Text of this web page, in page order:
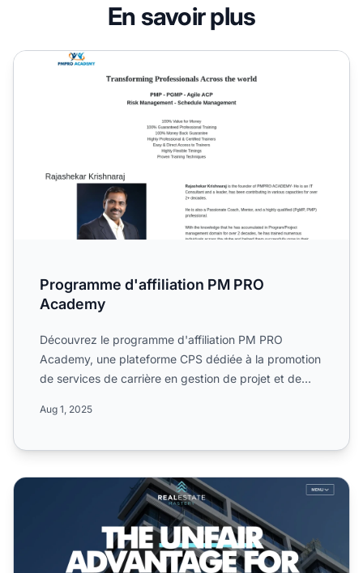
En savoir plus
Programme d'affiliation PM PRO Academy
Programme d'affiliation PM PRO
Academy
Découvrez le programme d'affiliation PM PRO
Academy, une plateforme CPS dédiée à la promotion
de services de carrière en gestion de projet et de
Aug 1, 2025
Programme d'affiliation Real Estate Mastery